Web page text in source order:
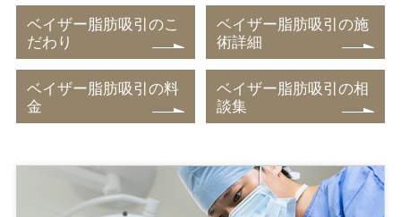
ベイザー脂肪吸引のこ
だわり
ベイザー脂肪吸引の施
術詳細
ベイザー脂肪吸引の料
金
ベイザー脂肪吸引の相
談集